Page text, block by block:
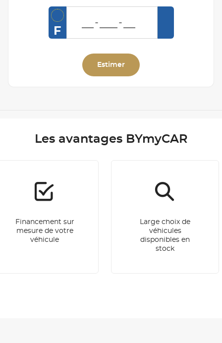
F
Estimer
Les avantages BYmyCAR
Financement sur
mesure de votre
véhicule
Large choix de
véhicules
disponibles en
stock